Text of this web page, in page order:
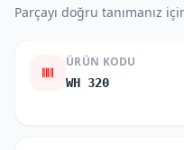
Parçayı doğru tanımanız
ÜRÜN KODU
WH 320